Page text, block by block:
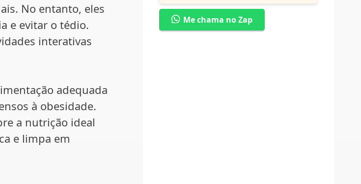
No entanto, eles
e evitar o tédio.
interativas
adequada
à obesidade.
a nutrição ideal
e limpa em
Me chama no Zap